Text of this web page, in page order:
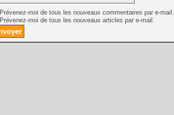
Prévenez-moi de tous les nouveaux commentaires par e-mail.
Prévenez-moi de tous les nouveaux articles par e-mail.